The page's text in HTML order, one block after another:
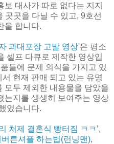
대사가 따로 없다는 지지
곳곳을 다닐 수 있고, 9호선
을 합니다.
과대포장 고발 영상'은 평소
셀프 다큐로 제작한 영상입
들에 문제 의식을 가지고 있
현재 판매 되고 있는 유명
모두 제외한 내용물을 담았을
는지를 생생히 보여주는 영상
었습니다.
처제 결혼식 빵터짐 ㅋㅋ’,
버른셔플 하는법(런닝맨),